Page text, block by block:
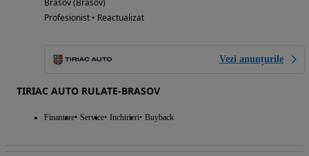
Profesionist • Reactualizat
Vezi anunțurile
TIRIAC AUTO RULATE-BRASOV
Finantare Service Inchirieri Buyback